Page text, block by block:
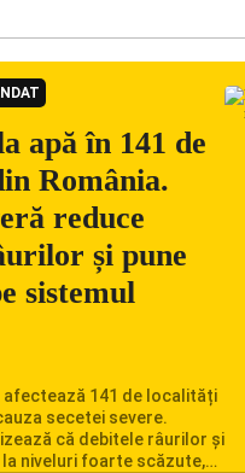
apă în 141 de
România.
reduce
și pune
sistemul
afectează 141 de localități
secetei severe.
că debitele râurilor și
la niveluri foarte scăzute,